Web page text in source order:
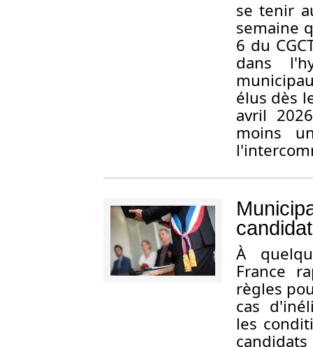
se tenir
semaine
6 du
dans
élus dès
avril
moins
À
France
règles
cas
les